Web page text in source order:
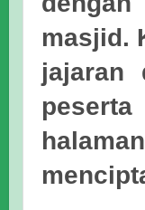
masjid.
jajaran